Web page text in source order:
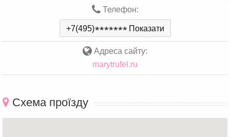
Телефон:
+7(495)******* Показати
Адреса сайту:
marytrufel.ru
Схема проїзду